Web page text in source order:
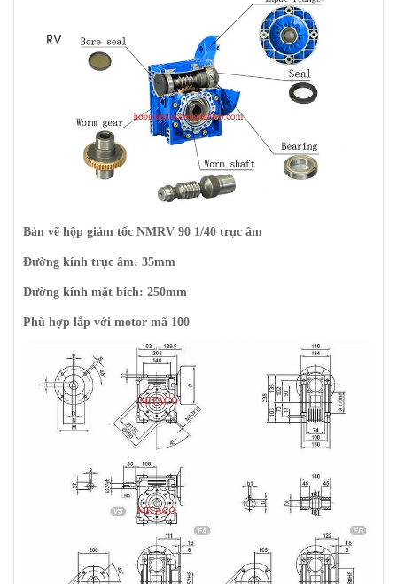
Bản vẽ hộp giảm tốc NMRV 90 1/40 trục âm
Đường kính trục âm: 35mm
Đường kính mặt bích: 250mm
Phù hợp lắp với motor mã 100